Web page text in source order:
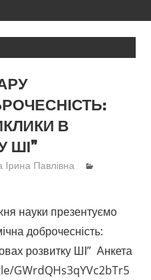
Інститут
освіти
Університету
Грінченка
В
ШІ”
Ірина Павлівна
науки презентуємо
доброчесність:
розвитку ШІ” Анкета
GWrdQHs3qYVc2bTr5